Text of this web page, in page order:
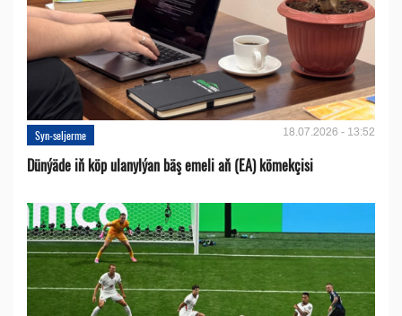
Syn-seljerme 18.07.2026 - 13:52
Dünýäde iň köp ulanylýan bäş emeli aň (EA) kömekçisi